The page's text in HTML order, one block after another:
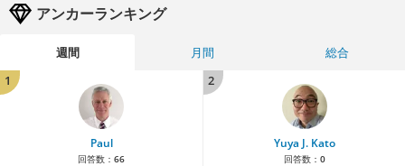
アンカーランキング
週間 月間
総合
1
Paul
回答数： 66
2
Yuya J. Kato
回答数： 0